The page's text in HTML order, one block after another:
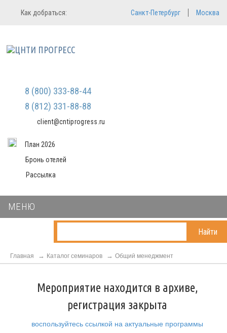
Регистрация
Мы не передаем ваши данные
третьим лицам и не рассылаем
Вход в систему
Как добраться: Санкт-Петербург Москва
8 (800) 333-88-44
8 (812) 331-88-88
client@cntiprogress.ru
План 2026
Бронь отелей
Рассылка
МЕНЮ
Найти
Главная Каталог семинаров Общий менеджмент
Мероприятие находится в архиве,
регистрация закрыта
воспользуйтесь ссылкой на актуальные программы